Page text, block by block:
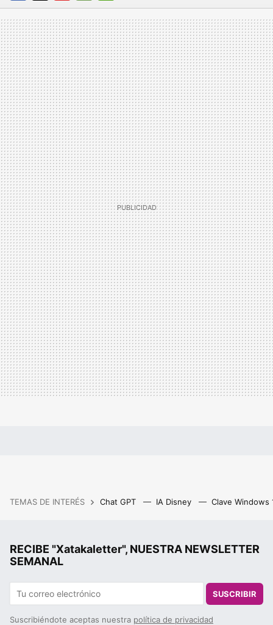
FACEBOOK
TWITTERFLIPBOARD
E-
MAIL
WHATSAPP
TEMAS DE INTERÉS Chat GPT IA Disney Clave Windows
RECIBE "Xatakaletter", NUESTRA NEWSLETTER
SEMANAL
SUSCRIBIR
Suscribiéndote aceptas nuestra política de privacidad